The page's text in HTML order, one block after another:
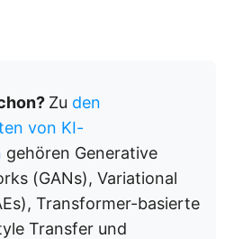
Zu den
von KI-
gehören Generative
(GANs), Variational
Transformer-basierte
Transfer und